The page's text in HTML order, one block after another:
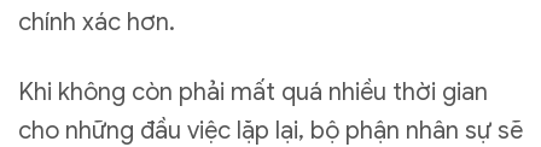
chính xác hơn.
Khi không còn phải mất quá nhiều thời gian
cho những đầu việc lặp lại, bộ phận nhân sự sẽ